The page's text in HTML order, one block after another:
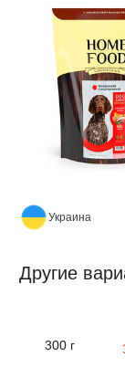
Украина
Другие
300 г